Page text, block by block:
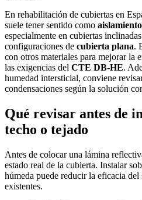
En rehabilitación de cubiertas en
suele tener sentido como
especialmente en cubiertas
configuraciones de cubierta plana.
con otros materiales para mejorar la
las exigencias del CTE DB-HE.
humedad intersticial, conviene
condensaciones según la solución
Qué revisar antes de
techo o tejado
Antes de colocar una lámina
estado real de la cubierta. Instalar
húmeda puede reducir la eficacia
existentes.